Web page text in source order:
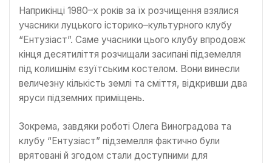
Наприкінці 1980–х років за їх розчищення взялися
учасники луцького історико–культурного клубу
“Ентузіаст”. Саме учасники цього клубу впродовж
кінця десятиліття розчищали засипані підземелля
під колишнім єзуїтським костелом. Вони винесли
величезну кількість землі та сміття, відкривши два
яруси підземних приміщень.
Зокрема, завдяки роботі Олега Виноградова та
клубу “Ентузіаст” підземелля фактично були
врятовані й згодом стали доступними для